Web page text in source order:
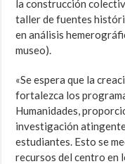
la construcción
taller de fuentes
en análisis
museo).
«Se espera que la
fortalezca los
Humanidades,
investigación
estudiantes. Esto se
recursos del centro en